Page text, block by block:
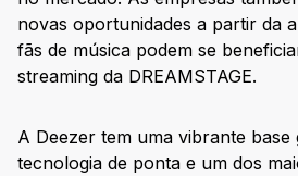
novas oportunidades a partir da
fãs de música podem se
streaming da DREAMSTAGE.
A Deezer tem uma vibrante base
tecnologia de ponta e um dos